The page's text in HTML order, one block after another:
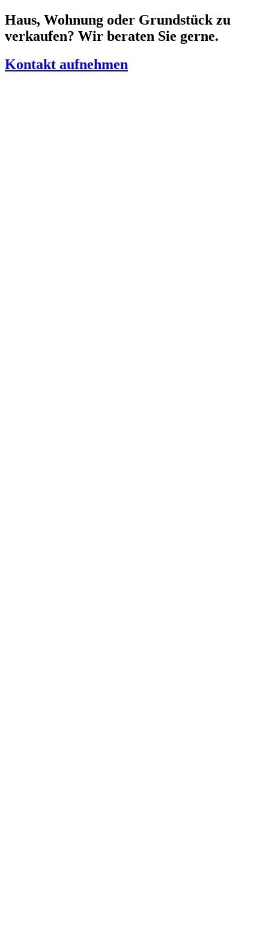
Zum
Inhalt
springen
Haus, Wohnung oder Grundstück zu
verkaufen? Wir beraten Sie gerne.
Kontakt aufnehmen